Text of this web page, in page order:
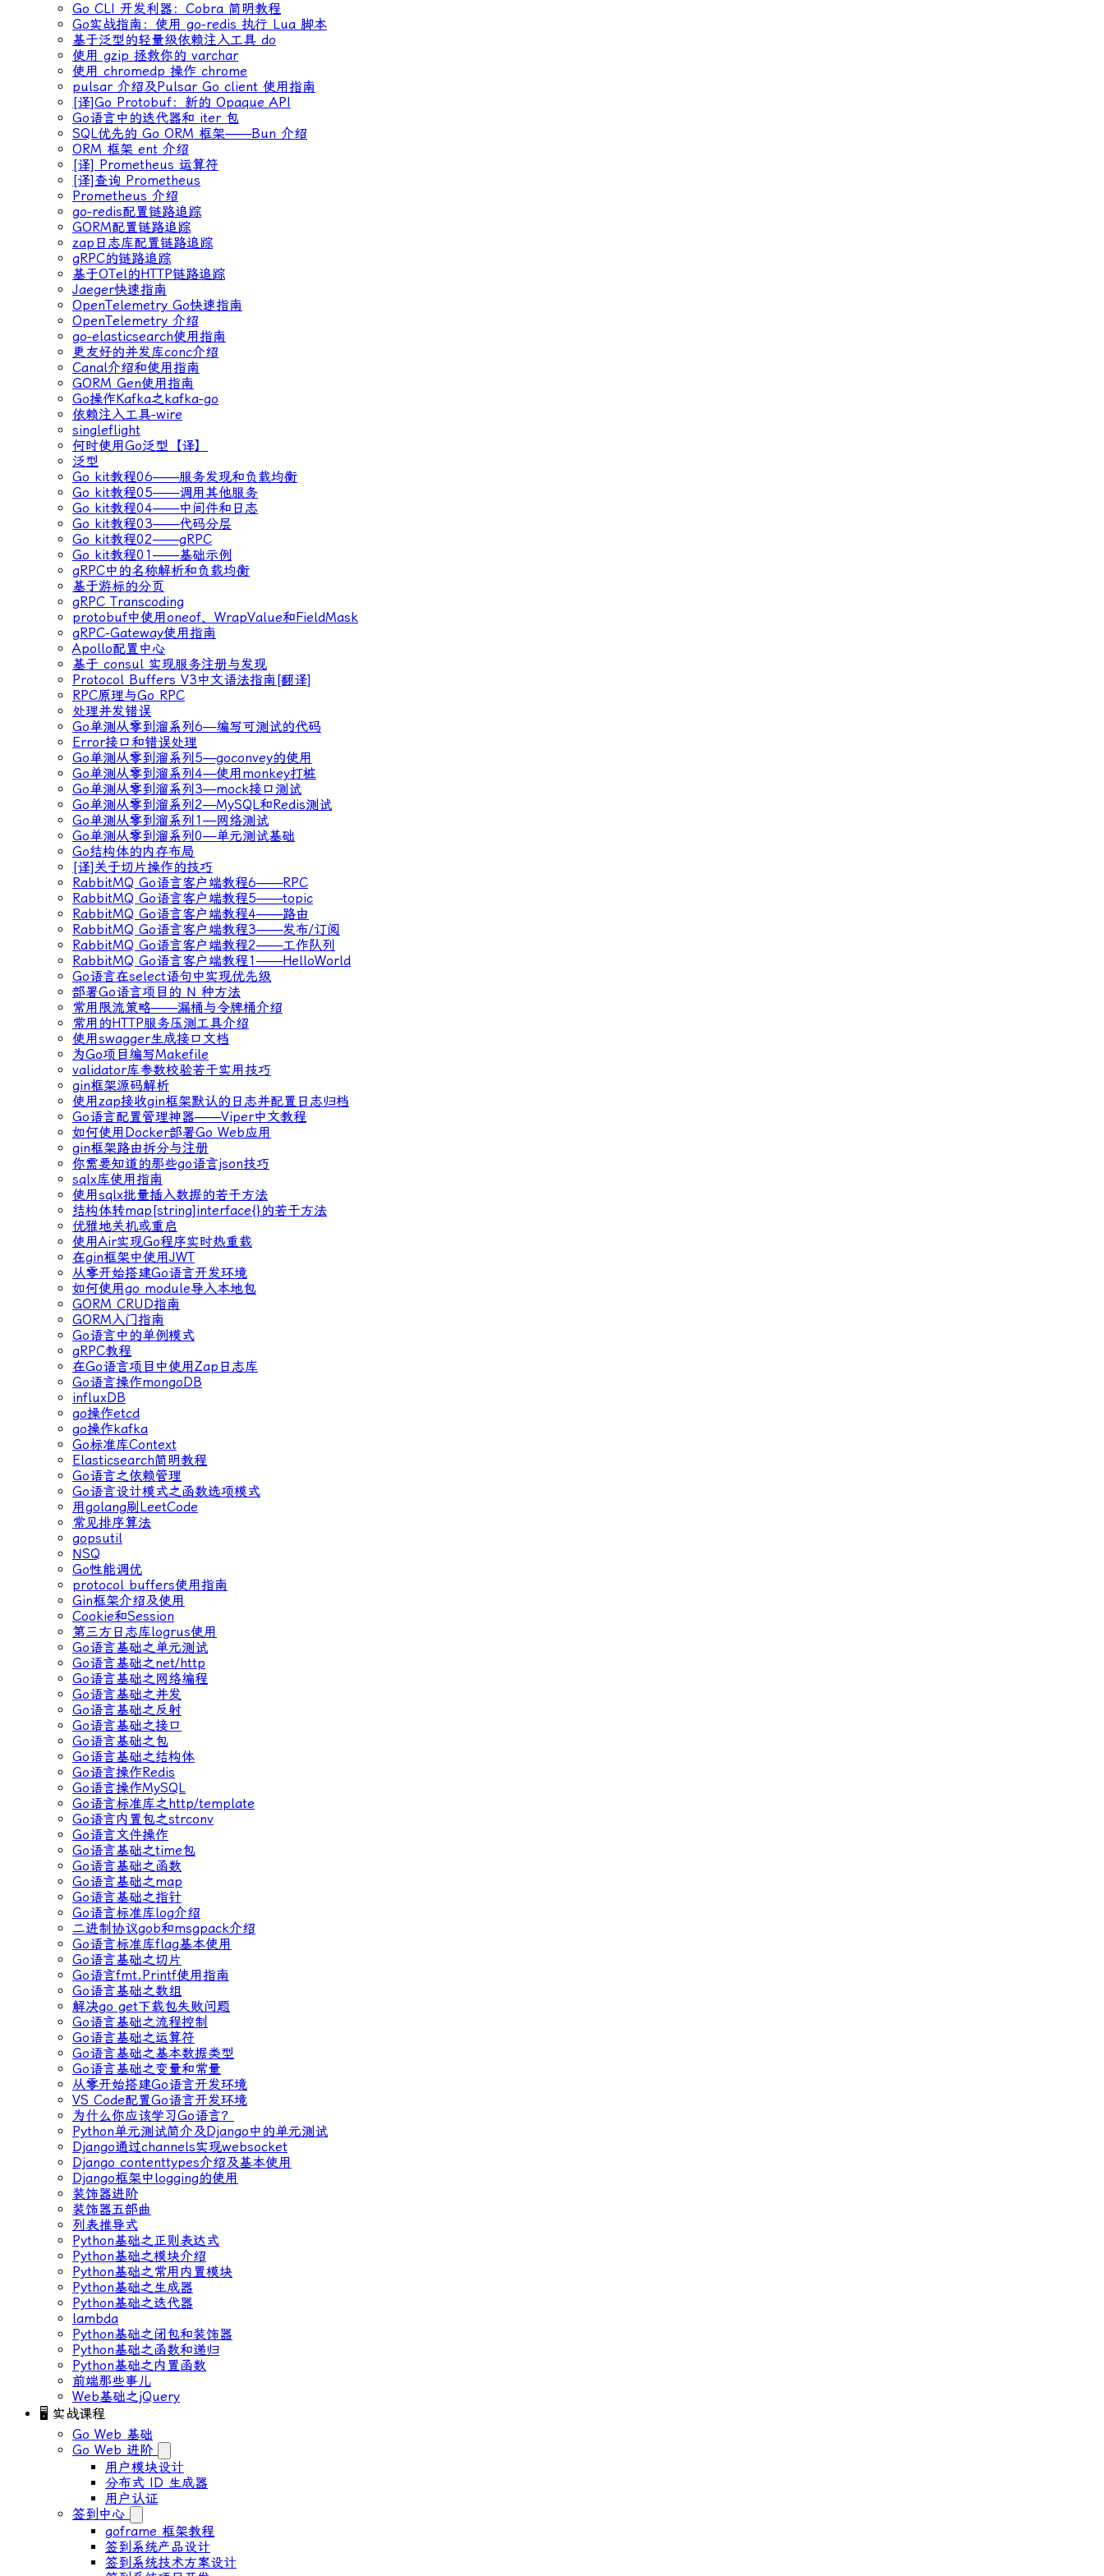
Go CLI 开发利器：Cobra 简明教程
Go实战指南：使用 go-redis 执行 Lua 脚本
基于泛型的轻量级依赖注入工具 do
使用 gzip 拯救你的 varchar
使用 chromedp 操作 chrome
pulsar 介绍及Pulsar Go client 使用指南
[译]Go Protobuf：新的 Opaque API
Go语言中的迭代器和 iter 包
SQL优先的 Go ORM 框架——Bun 介绍
ORM 框架 ent 介绍
[译] Prometheus 运算符
[译]查询 Prometheus
Prometheus 介绍
go-redis配置链路追踪
GORM配置链路追踪
zap日志库配置链路追踪
gRPC的链路追踪
基于OTel的HTTP链路追踪
Jaeger快速指南
OpenTelemetry Go快速指南
OpenTelemetry 介绍
go-elasticsearch使用指南
更友好的并发库conc介绍
Canal介绍和使用指南
GORM Gen使用指南
Go操作Kafka之kafka-go
依赖注入工具-wire
singleflight
何时使用Go泛型【译】
泛型
Go kit教程06——服务发现和负载均衡
Go kit教程05——调用其他服务
Go kit教程04——中间件和日志
Go kit教程03——代码分层
Go kit教程02——gRPC
Go kit教程01——基础示例
gRPC中的名称解析和负载均衡
基于游标的分页
gRPC Transcoding
protobuf中使用oneof、WrapValue和FieldMask
gRPC-Gateway使用指南
Apollo配置中心
基于 consul 实现服务注册与发现
Protocol Buffers V3中文语法指南[翻译]
RPC原理与Go RPC
处理并发错误
Go单测从零到溜系列6—编写可测试的代码
Error接口和错误处理
Go单测从零到溜系列5—goconvey的使用
Go单测从零到溜系列4—使用monkey打桩
Go单测从零到溜系列3—mock接口测试
Go单测从零到溜系列2—MySQL和Redis测试
Go单测从零到溜系列1—网络测试
Go单测从零到溜系列0—单元测试基础
Go结构体的内存布局
[译]关于切片操作的技巧
RabbitMQ Go语言客户端教程6——RPC
RabbitMQ Go语言客户端教程5——topic
RabbitMQ Go语言客户端教程4——路由
RabbitMQ Go语言客户端教程3——发布/订阅
RabbitMQ Go语言客户端教程2——工作队列
RabbitMQ Go语言客户端教程1——HelloWorld
Go语言在select语句中实现优先级
部署Go语言项目的 N 种方法
常用限流策略——漏桶与令牌桶介绍
常用的HTTP服务压测工具介绍
使用swagger生成接口文档
为Go项目编写Makefile
validator库参数校验若干实用技巧
gin框架源码解析
使用zap接收gin框架默认的日志并配置日志归档
Go语言配置管理神器——Viper中文教程
如何使用Docker部署Go Web应用
gin框架路由拆分与注册
你需要知道的那些go语言json技巧
sqlx库使用指南
使用sqlx批量插入数据的若干方法
结构体转map[string]interface{}的若干方法
优雅地关机或重启
使用Air实现Go程序实时热重载
在gin框架中使用JWT
从零开始搭建Go语言开发环境
如何使用go module导入本地包
GORM CRUD指南
GORM入门指南
Go语言中的单例模式
gRPC教程
在Go语言项目中使用Zap日志库
Go语言操作mongoDB
influxDB
go操作etcd
go操作kafka
Go标准库Context
Elasticsearch简明教程
Go语言之依赖管理
Go语言设计模式之函数选项模式
用golang刷LeetCode
常见排序算法
gopsutil
NSQ
Go性能调优
protocol buffers使用指南
Gin框架介绍及使用
Cookie和Session
第三方日志库logrus使用
Go语言基础之单元测试
Go语言基础之net/http
Go语言基础之网络编程
Go语言基础之并发
Go语言基础之反射
Go语言基础之接口
Go语言基础之包
Go语言基础之结构体
Go语言操作Redis
Go语言操作MySQL
Go语言标准库之http/template
Go语言内置包之strconv
Go语言文件操作
Go语言基础之time包
Go语言基础之函数
Go语言基础之map
Go语言基础之指针
Go语言标准库log介绍
二进制协议gob和msgpack介绍
Go语言标准库flag基本使用
Go语言基础之切片
Go语言fmt.Printf使用指南
Go语言基础之数组
解决go get下载包失败问题
Go语言基础之流程控制
Go语言基础之运算符
Go语言基础之基本数据类型
Go语言基础之变量和常量
从零开始搭建Go语言开发环境
VS Code配置Go语言开发环境
为什么你应该学习Go语言？
Python单元测试简介及Django中的单元测试
Django通过channels实现websocket
Django contenttypes介绍及基本使用
Django框架中logging的使用
装饰器进阶
装饰器五部曲
列表推导式
Python基础之正则表达式
Python基础之模块介绍
Python基础之常用内置模块
Python基础之生成器
Python基础之迭代器
lambda
Python基础之闭包和装饰器
Python基础之函数和递归
Python基础之内置函数
前端那些事儿
Web基础之jQuery
🖥 实战课程
Go Web 基础
Go Web 进阶
用户模块设计
分布式 ID ⽣成器
⽤户认证
签到中心
goframe 框架教程
签到系统产品设计
签到系统技术方案设计